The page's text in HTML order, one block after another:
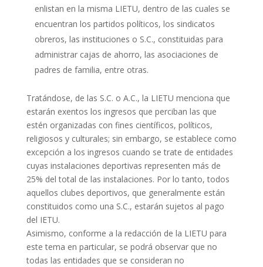
enlistan en la misma LIETU, dentro de las cuales se
encuentran los partidos políticos, los sindicatos
obreros, las instituciones o S.C., constituidas para
administrar cajas de ahorro, las asociaciones de
padres de familia, entre otras.
Tratándose, de las S.C. o A.C., la LIETU menciona que
estarán exentos los ingresos que perciban las que
estén organizadas con fines científicos, políticos,
religiosos y culturales; sin embargo, se establece como
excepción a los ingresos cuando se trate de entidades
cuyas instalaciones deportivas representen más de
25% del total de las instalaciones. Por lo tanto, todos
aquellos clubes deportivos, que generalmente están
constituidos como una S.C., estarán sujetos al pago
del IETU.
Asimismo, conforme a la redacción de la LIETU para
este tema en particular, se podrá observar que no
todas las entidades que se consideran no